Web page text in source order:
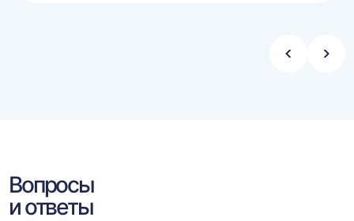
Стрелка
Вопросы
и ответы